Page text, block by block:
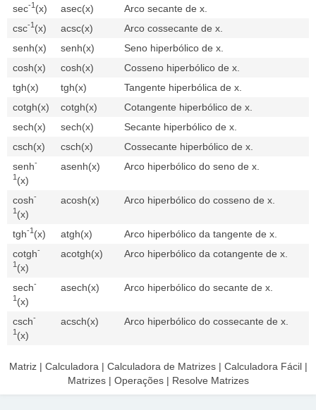
sec-1 (x) asec(x)
Arco secante de x.
csc-1 (x) acsc(x)
Arco cossecante de x.
senh(x)
senh(x)
Seno hiperbólico de x.
cosh(x)
cosh(x)
Cosseno hiperbólico de x.
tgh(x)
tgh(x)
Tangente hiperbólica de x.
cotgh(x)
cotgh(x)
Cotangente hiperbólico de x.
sech(x)
sech(x)
Secante hiperbólico de x.
csch(x)
csch(x)
Cossecante hiperbólico de x.
senh-
1 (x)
asenh(x) Arco hiperbólico do seno de x.
cosh-
1 (x)
acosh(x) Arco hiperbólico do cosseno de x.
tgh-1 (x) atgh(x)
Arco hiperbólico da tangente de x.
cotgh-
1 (x)
acotgh(x) Arco hiperbólico da cotangente de x.
sech-
1 (x)
asech(x) Arco hiperbólico do secante de x.
csch-
1 (x)
acsch(x) Arco hiperbólico do cossecante de x.
Matriz | Calculadora | Calculadora de Matrizes | Calculadora Fácil |
Matrizes | Operações | Resolve Matrizes